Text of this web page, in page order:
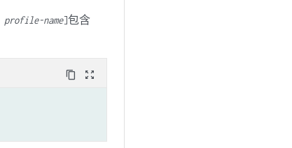
profile-name]包含
content_copy zoom_out_map